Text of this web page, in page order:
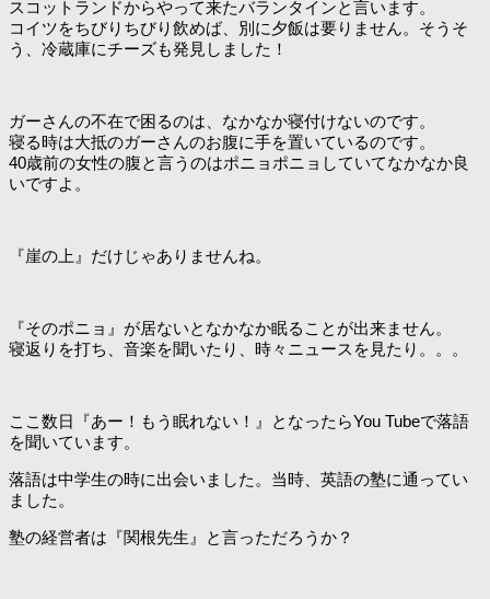
スコットランドからやって来たバランタインと言います。
コイツをちびりちびり飲めば、別に夕飯は要りません。そうそ
う、冷蔵庫にチーズも発見しました！
ガーさんの不在で困るのは、なかなか寝付けないのです。
寝る時は大抵のガーさんのお腹に手を置いているのです。
40歳前の女性の腹と言うのはポニョポニョしていてなかなか良
いですよ。
『崖の上』だけじゃありませんね。
『そのポニョ』が居ないとなかなか眠ることが出来ません。
寝返りを打ち、音楽を聞いたり、時々ニュースを見たり。。。
ここ数日『あー！もう眠れない！』となったらYou Tubeで落語
を聞いています。
落語は中学生の時に出会いました。当時、英語の塾に通ってい
ました。
塾の経営者は『関根先生』と言っただろうか？